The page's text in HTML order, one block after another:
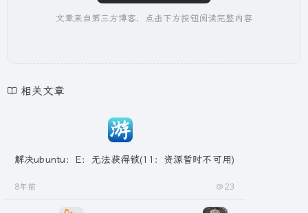
文章来自第三方博客，点击下方按钮阅读完整内容
相关文章
解决ubuntu：E：无法获得锁(11：资源暂时不可用)
8年前 23